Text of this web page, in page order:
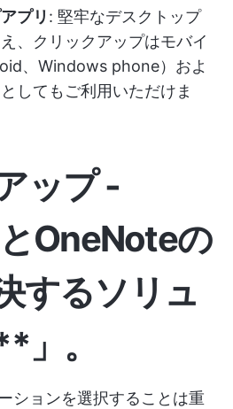
プリ : 堅牢なデスクトップ
、クリックアップはモバイ
、Windows phone）およ
してもご利用いただけま
ップ -
OneNoteの
するソリュ
」。
ションを選択することは重